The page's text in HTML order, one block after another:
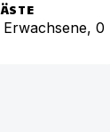
Erwachsene, 0